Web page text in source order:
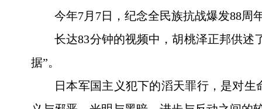
今年7月7日，纪念全民族抗战爆发88周
长达83分钟的视频中，胡桃泽正邦供述
据”。
日本军国主义犯下的滔天罪行，是对